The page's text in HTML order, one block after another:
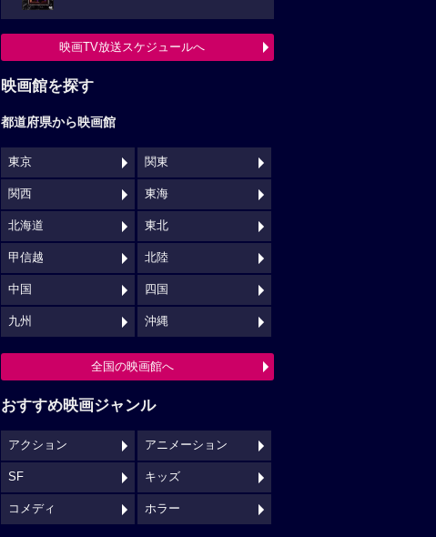
映画TV放送スケジュールへ
映画館を探す
都道府県から映画館
東京 関東
関西 東海
北海道 東北
甲信越 北陸
中国 四国
九州 沖縄
全国の映画館へ
おすすめ映画ジャンル
アクション アニメーション
SF キッズ
コメディ ホラー